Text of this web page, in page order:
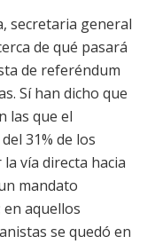
secretaria general
de qué pasará
de referéndum
Sí han dicho que
las que el
31% de los
vía directa hacia
mandato
aquellos
se quedó en